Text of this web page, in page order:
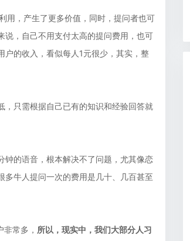
用，产生了更多价值，同时，提问者也可
说，自己不用支付太高的提问费用，也可
的收入，看似每人1元很少，其实，整
，只需根据自己已有的知识和经验回答就
钟的语音，根本解决不了问题，尤其像恋
多牛人提问一次的费用是几十、几百甚至
常多， 所以，现实中，我们大部分人习